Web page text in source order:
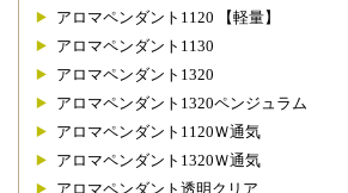
アロマペンダント1120 【軽量】
アロマペンダント1130
アロマペンダント1320
アロマペンダント1320ペンジュラム
アロマペンダント1120Ｗ通気
アロマペンダント1320Ｗ通気
アロマペンダント透明クリア